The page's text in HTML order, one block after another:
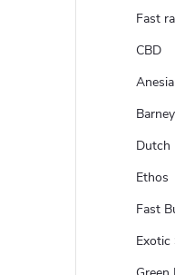
Fast
CBD
Dutch
Ethos
Fast
Exotic